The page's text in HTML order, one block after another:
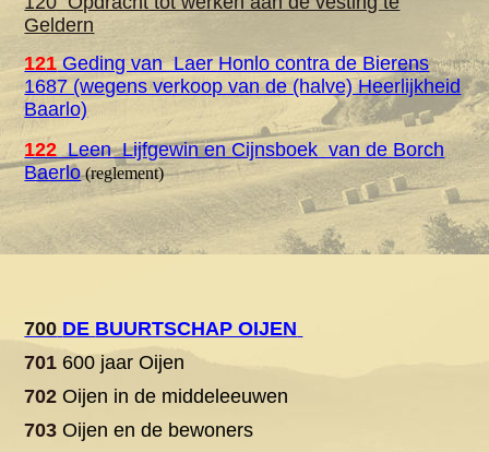
Geldern
121 Geding van Laer Honlo contra de Bierens
1687 (wegens verkoop van de (halve) Heerlijkheid
Baarlo)
122Leen Lijfgewin en Cijnsboek van de Borch
Baerlo(reglement)
700 DE BUURTSCHAP OIJEN
701 600 jaar Oijen
702 Oijen in de middeleeuwen
703 Oijen en de bewoners